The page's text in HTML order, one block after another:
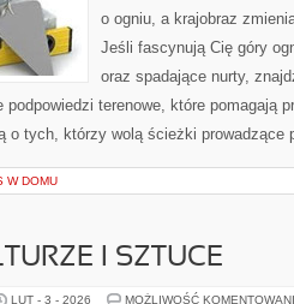
o ogniu, a krajobraz
Jeśli fascynują Cię góry
oraz spadające nurty,
podpowiedzi terenowe, które pomagają
o tych, którzy wolą ścieżki
W DOMU
I SZTUCE
LUT - 3 - 2026 MOŻLIWOŚĆ